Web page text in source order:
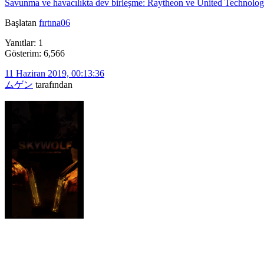
Savunma ve havacılıkta dev birleşme: Raytheon ve United
Başlatan fırtına06
Yanıtlar: 1
Gösterim: 6,566
11 Haziran 2019, 00:13:36
ムゲン tarafından